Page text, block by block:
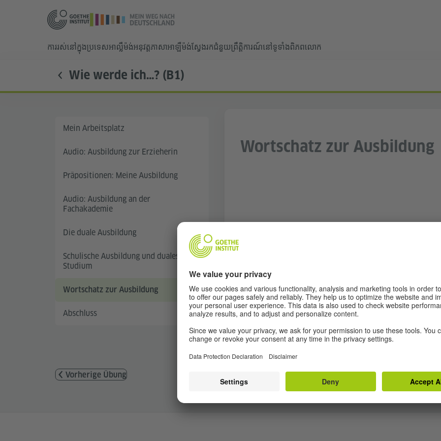
ការរស់នៅក្នុងប្រទេសអាល្លឺម៉ង់អនុវត្តភាសាអាឡឺម៉ង់ស្វែងរកជំនួយព្រឹត្តិការណ៍នៅទូទាំងពិភពលោក
Wie werde ich…? (B1)
Mein Arbeitsplatz
Audio: Ausbildung zur Erzieherin
Präpositionen: Meine Ausbildung
Audio: Ausbildung an der
Fachakademie
Die duale Ausbildung
Schulische Ausbildung und duales
Studium
Wortschatz zur Ausbildung
Abschluss
Wortschatz zur Ausbildung
Vorherige Übung